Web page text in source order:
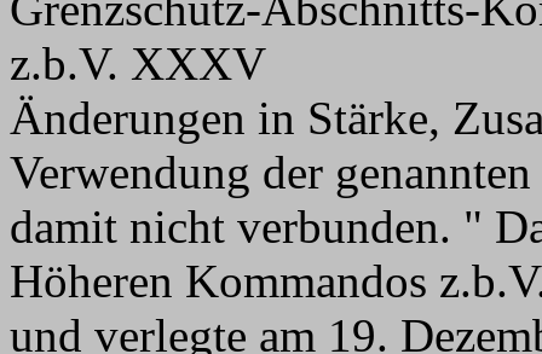
z.b.V. XXXV
Änderungen in Stärke,
Verwendung der
damit nicht verbunden. "
Höheren Kommandos
und verlegte am 19.